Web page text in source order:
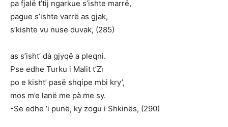
pa fjalë t’tij ngarkue s’ishte marrë,
pague s’ishte varrë as gjak,
s’kishte vu nuse duvak, (285)
as s’isht’ dà gjyqë a pleqnì.
Pse edhe Turku i Malit t’Zì
po e kisht’ pasë shqipe mbi kry’,
mos m’e lanë me pà me sy.
-Se edhe ‘i punë, ky zogu i Shkinës, (290)